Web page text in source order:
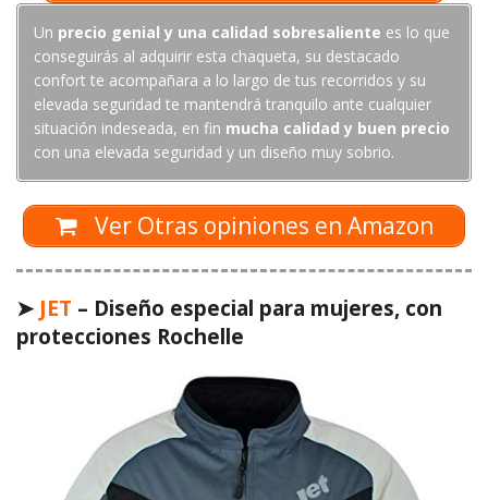
Un precio genial y una calidad sobresaliente es lo que
conseguirás al adquirir esta chaqueta, su destacado
confort te acompañara a lo largo de tus recorridos y su
elevada seguridad te mantendrá tranquilo ante cualquier
situación indeseada, en fin mucha calidad y buen precio
con una elevada seguridad y un diseño muy sobrio.
Ver Otras opiniones en Amazon
➤ JET – Diseño especial para mujeres, con
protecciones Rochelle